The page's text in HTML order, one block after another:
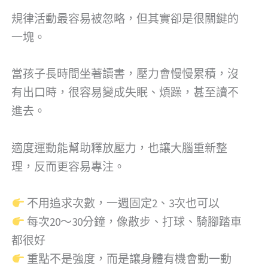
規律活動最容易被忽略，但其實卻是很關鍵的
一塊。
當孩子長時間坐著讀書，壓力會慢慢累積，沒
有出口時，很容易變成失眠、煩躁，甚至讀不
進去。
適度運動能幫助釋放壓力，也讓大腦重新整
理，反而更容易專注。
不用追求次數，一週固定2、3次也可以
每次20～30分鐘，像散步、打球、騎腳踏車
都很好
重點不是強度，而是讓身體有機會動一動